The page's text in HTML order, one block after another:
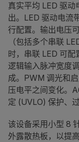
真实平均 LED 驱
出。LED 驱动电流
行配置。输出电压
（包括多个串联
时，串联 LED 可
逻辑输入脉冲宽度
成。PWM 调光和
压电平之间变化。
定 (UVLO) 保护、
该设备采用小型 8
外露散热板，以提